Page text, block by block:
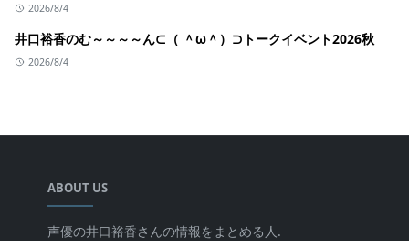
2026/8/4
井口裕香のむ～～～～ん⊂（ ＾ω＾）⊃トークイベント2026秋
2026/8/4
ABOUT US
声優の井口裕香さんの情報をまとめる人.